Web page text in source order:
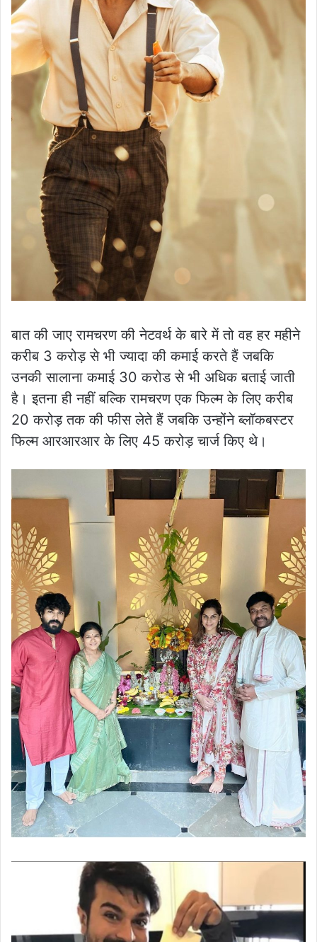
बात की जाए रामचरण की नेटवर्थ के बारे में तो वह हर महीने
करीब 3 करोड़ से भी ज्यादा की कमाई करते हैं जबकि
उनकी सालाना कमाई 30 करोड से भी अधिक बताई जाती
है। इतना ही नहीं बल्कि रामचरण एक फिल्म के लिए करीब
20 करोड़ तक की फीस लेते हैं जबकि उन्होंने ब्लॉकबस्टर
फिल्म आरआरआर के लिए 45 करोड़ चार्ज किए थे।